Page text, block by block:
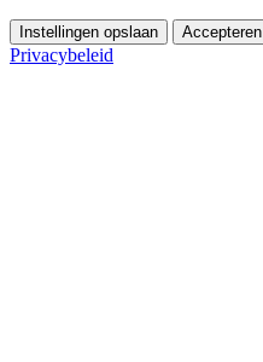
Instellingen opslaan Accepteren
Privacybeleid